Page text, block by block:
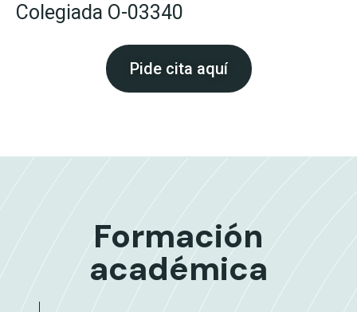
Colegiada O-03340
Pide cita aquí
Formación
académica